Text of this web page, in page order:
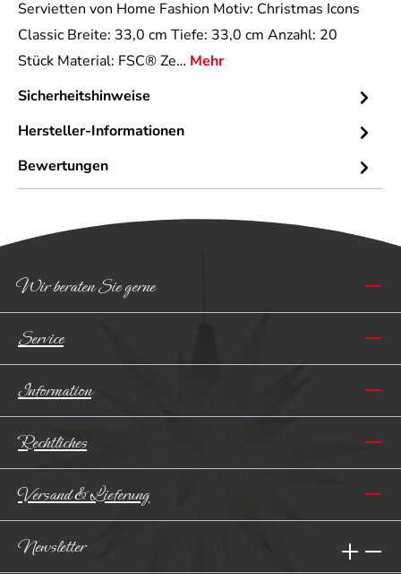
Servietten von Home Fashion Motiv: Christmas Icons
Classic Breite: 33,0 cm Tiefe: 33,0 cm Anzahl: 20
Stück Material: FSC® Ze… Mehr
Sicherheitshinweise
Hersteller-Informationen
Bewertungen
Wir beraten Sie gerne
Service
Information
Rechtliches
Versand & Lieferung
Newsletter